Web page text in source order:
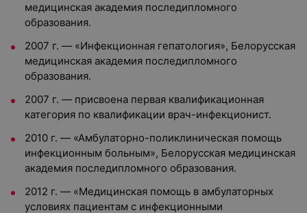
медицинская академия последипломного
образования.
2007 г. — «Инфекционная гепатология», Белорусская
медицинская академия последипломного
образования.
2007 г. — присвоена первая квалификационная
категория по квалификации врач-инфекционист.
2010 г. — «Амбулаторно-поликлиническая помощь
инфекционным больным», Белорусская медицинская
академия последипломного образования.
2012 г. — «Медицинская помощь в амбулаторных
условиях пациентам с инфекционными